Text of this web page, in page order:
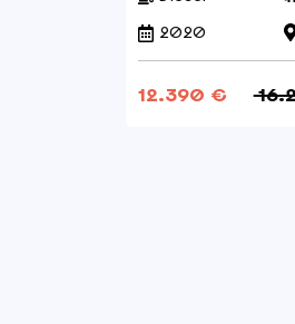
2020
12.390 €